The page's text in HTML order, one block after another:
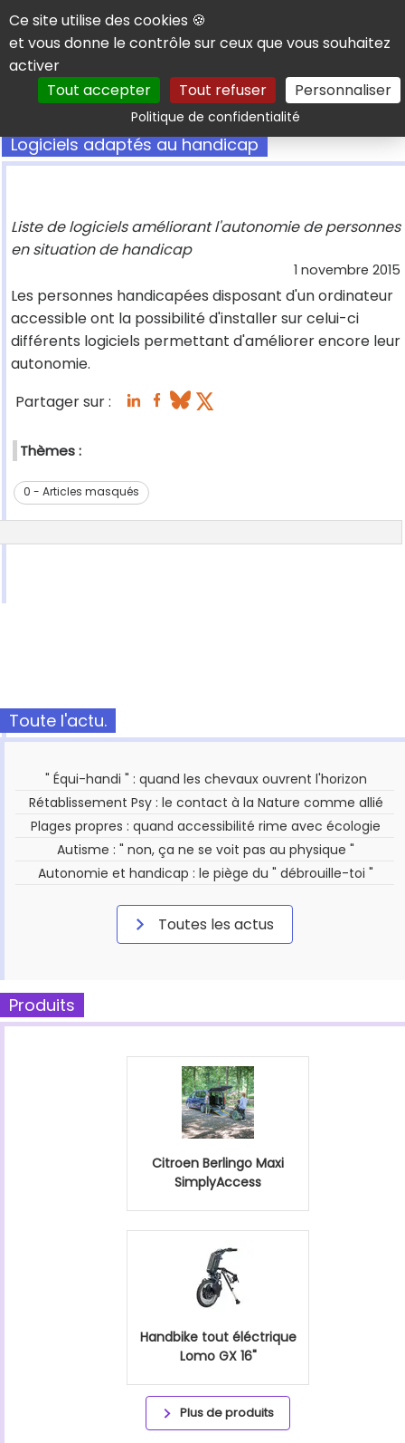
Panneau de gestion des cookies
Ce site utilise des cookies 🍪
et vous donne le contrôle sur ceux que vous souhaitez
activer
Tout accepter
Tout refuser Personnaliser
Politique de confidentialitéRechercher
Logiciels adaptés au handicap
Liste de logiciels améliorant l'autonomie de personnes
en situation de handicap
1 novembre 2015
Les personnes handicapées disposant d'un ordinateur
accessible ont la possibilité d'installer sur celui-ci
différents logiciels permettant d'améliorer encore leur
autonomie.
Partager sur :
Thèmes :
0 - Articles masqués
Toute l'actu.
" Équi-handi " : quand les chevaux ouvrent l'horizon
Rétablissement Psy : le contact à la Nature comme allié
Plages propres : quand accessibilité rime avec écologie
Autisme : " non, ça ne se voit pas au physique "
Autonomie et handicap : le piège du " débrouille-toi "
Toutes les actus
Produits
Citroen Berlingo Maxi
SimplyAccess
Handbike tout éléctrique
Lomo GX 16"
Plus de produits